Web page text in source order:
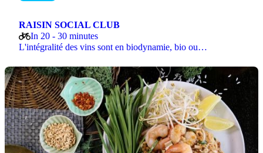
RAISIN SOCIAL CLUB
In 20 - 30 minutes
L'intégralité des vins sont en biodynamie, bio ou…